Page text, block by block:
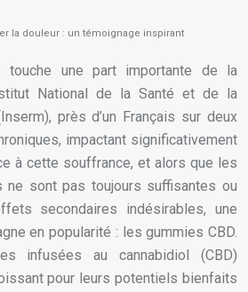
la douleur : un témoignage inspirant
touche une part importante de la
National de la Santé et de la
près d’un Français sur deux
impactant significativement
à cette souffrance, et alors que les
ne sont pas toujours suffisantes ou
secondaires indésirables, une
en popularité : les gummies CBD.
infusées au cannabidiol (CBD)
pour leurs potentiels bienfaits